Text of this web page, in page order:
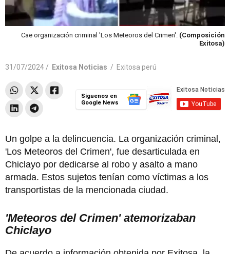
Cae organización criminal 'Los Meteoros del Crimen'. (Composición
Exitosa)
31/07/2024 / Exitosa Noticias / Exitosa perú
Síguenos en
Google News
Un golpe a la delincuencia. La organización criminal,
'Los Meteoros del Crimen', fue desarticulada en
Chiclayo por dedicarse al robo y asalto a mano
armada. Estos sujetos tenían como víctimas a los
transportistas de la mencionada ciudad.
'Meteoros del Crimen' atemorizaban
Chiclayo